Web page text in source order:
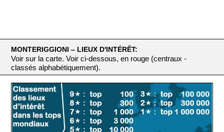
MONTERIGGIONI ‒ LIEUX D'INTÉRÊT:
Voir sur la carte. Voir ci-dessous, en rouge (centraux -
classés alphabétiquement).